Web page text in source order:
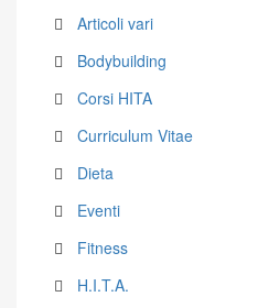
Articoli vari
Bodybuilding
Corsi HITA
Curriculum Vitae
Dieta
Eventi
Fitness
H.I.T.A.